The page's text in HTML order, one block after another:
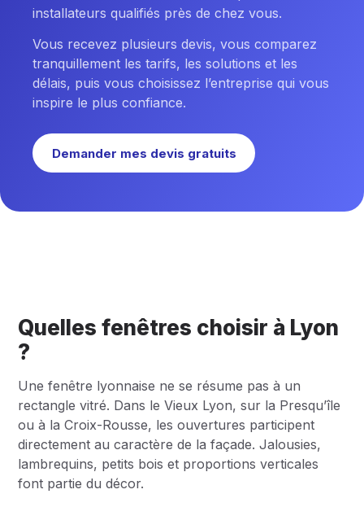
installateurs qualifiés près de chez vous.
Vous recevez plusieurs devis, vous comparez
tranquillement les tarifs, les solutions et les
délais, puis vous choisissez l’entreprise qui vous
inspire le plus confiance.
Demander mes devis gratuits
Quelles fenêtres choisir à Lyon
?
Une fenêtre lyonnaise ne se résume pas à un
rectangle vitré. Dans le Vieux Lyon, sur la Presqu’île
ou à la Croix-Rousse, les ouvertures participent
directement au caractère de la façade. Jalousies,
lambrequins, petits bois et proportions verticales
font partie du décor.